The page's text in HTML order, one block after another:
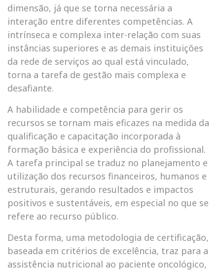
dimensão, já que se torna necessária a
interação entre diferentes competências. A
intrínseca e complexa inter-relação com suas
instâncias superiores e as demais instituições
da rede de serviços ao qual está vinculado,
torna a tarefa de gestão mais complexa e
desafiante.
A habilidade e competência para gerir os
recursos se tornam mais eficazes na medida da
qualificação e capacitação incorporada à
formação básica e experiência do profissional.
A tarefa principal se traduz no planejamento e
utilização dos recursos financeiros, humanos e
estruturais, gerando resultados e impactos
positivos e sustentáveis, em especial no que se
refere ao recurso público.
Desta forma, uma metodologia de certificação,
baseada em critérios de excelência, traz para a
assistência nutricional ao paciente oncológico,